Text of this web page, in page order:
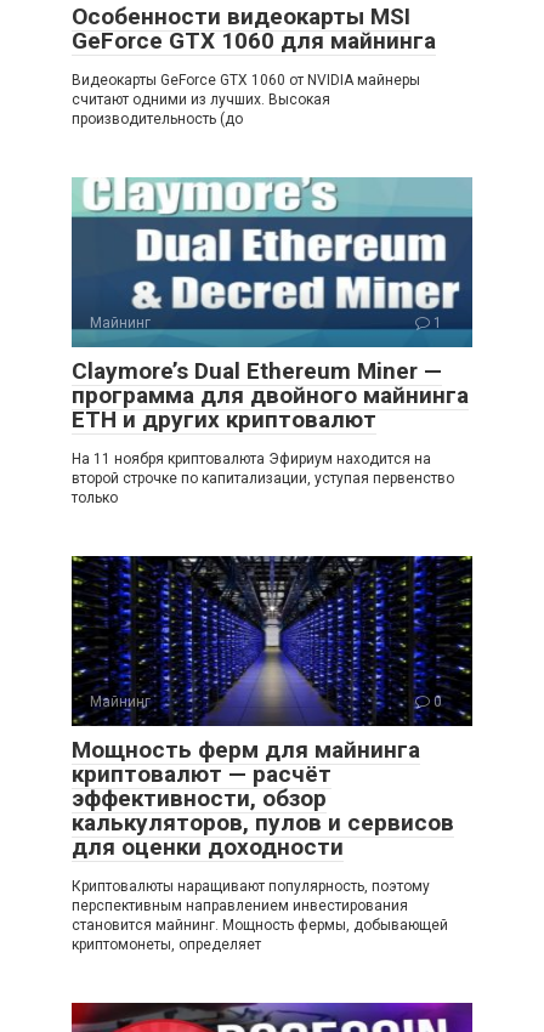
Особенности видеокарты MSI
GeForce GTX 1060 для майнинга
Видеокарты GeForce GTX 1060 от NVIDIA майнеры
считают одними из лучших. Высокая
производительность (до
Майнинг 1
Claymore’s Dual Ethereum Miner —
программа для двойного майнинга
ETH и других криптовалют
На 11 ноября криптовалюта Эфириум находится на
второй строчке по капитализации, уступая первенство
только
Майнинг 0
Мощность ферм для майнинга
криптовалют — расчёт
эффективности, обзор
калькуляторов, пулов и сервисов
для оценки доходности
Криптовалюты наращивают популярность, поэтому
перспективным направлением инвестирования
становится майнинг. Мощность фермы, добывающей
криптомонеты, определяет